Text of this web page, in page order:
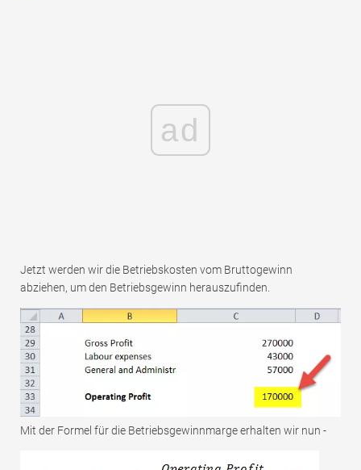
ad
Jetzt werden wir die Betriebskosten vom Bruttogewinn
abziehen, um den Betriebsgewinn herauszufinden.
Mit der Formel für die Betriebsgewinnmarge erhalten wir nun -